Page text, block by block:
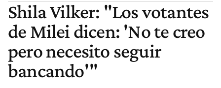
Cultura
Arte
Educación
Internacional
Clima
CARAS
Exitoina
Turismo
Videos
Córdoba
Reperfilar
Business
Noticias
Shila Vilker: "Los votantes
de Milei dicen: 'No te creo
pero necesito seguir
bancando'"